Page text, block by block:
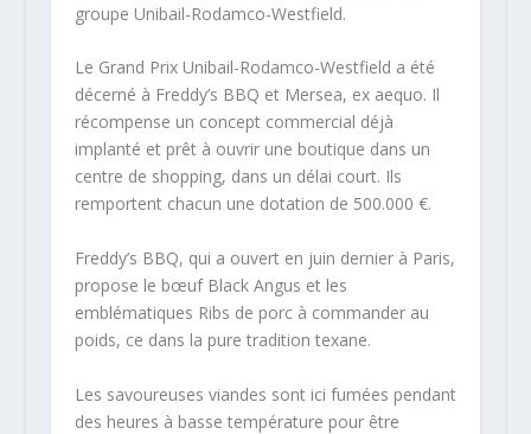
groupe Unibail-Rodamco-Westfield.
Le Grand Prix Unibail-Rodamco-Westfield a été
décerné à Freddy’s BBQ et Mersea, ex aequo. Il
récompense un concept commercial déjà
implanté et prêt à ouvrir une boutique dans un
centre de shopping, dans un délai court. Ils
remportent chacun une dotation de 500.000 €.
Freddy’s BBQ, qui a ouvert en juin dernier à Paris,
propose le bœuf Black Angus et les
emblématiques Ribs de porc à commander au
poids, ce dans la pure tradition texane.
Les savoureuses viandes sont ici fumées pendant
des heures à basse température pour être